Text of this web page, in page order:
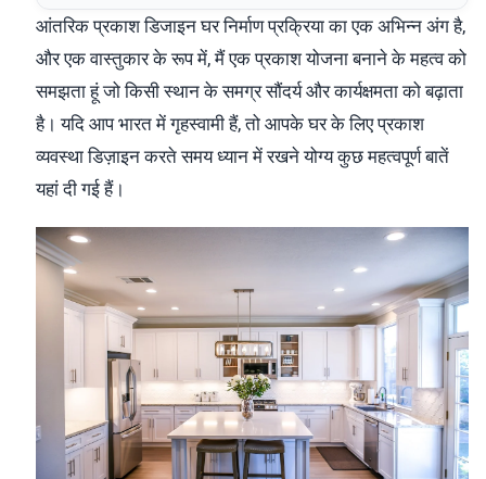
आंतरिक प्रकाश डिजाइन घर निर्माण प्रक्रिया का एक अभिन्न अंग है,
और एक वास्तुकार के रूप में, मैं एक प्रकाश योजना बनाने के महत्व को
समझता हूं जो किसी स्थान के समग्र सौंदर्य और कार्यक्षमता को बढ़ाता
है। यदि आप भारत में गृहस्वामी हैं, तो आपके घर के लिए प्रकाश
व्यवस्था डिज़ाइन करते समय ध्यान में रखने योग्य कुछ महत्वपूर्ण बातें
यहां दी गई हैं।